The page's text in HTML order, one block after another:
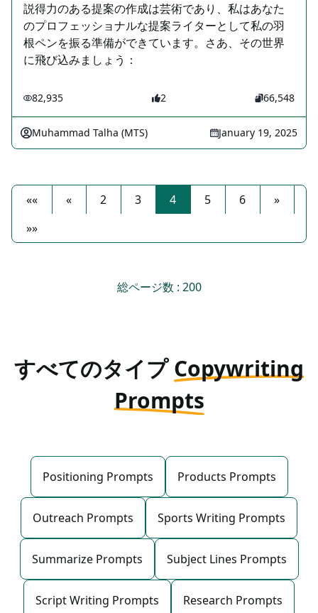
説得力のある提案の作成は芸術であり、私はあなた
のプロフェッショナルな提案ライターとして私の羽
根ペンを振る準備ができています。さあ、その世界
に飛び込みましょう：
82,935 2 66,548
Muhammad Talha (MTS) January 19, 2025
«« « 2 3 4 5 6
»
»»
総ページ数 : 200
すべてのタイプCopywriting
Prompts
Positioning Prompts Products Prompts
Outreach Prompts Sports Writing Prompts
Summarize Prompts Subject Lines Prompts
Script Writing Prompts Research Prompts